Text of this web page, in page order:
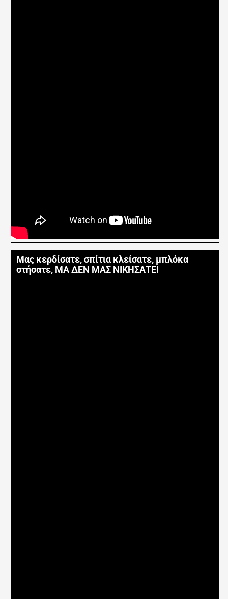
Μας κερδίσατε, σπίτια κλείσατε, μπλόκα
στήσατε, ΜΑ ΔΕΝ ΜΑΣ ΝΙΚΗΣΑΤΕ!